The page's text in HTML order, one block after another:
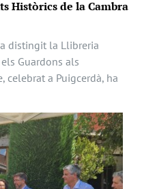
Històrics de la Cambra
distingit la Llibreria
Guardons als
celebrat a Puigcerdà, ha